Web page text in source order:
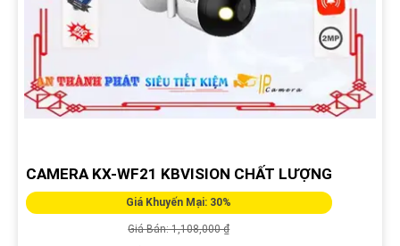
CAMERA KX-WF21 KBVISION CHẤT LƯỢNG
Giá Khuyến Mại: 30%
Giá Bán: 1,108,000 ₫